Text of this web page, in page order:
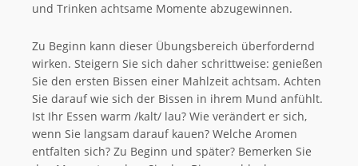
und Trinken achtsame Momente abzugewinnen.
Zu Beginn kann dieser Übungsbereich überfordernd
wirken. Steigern Sie sich daher schrittweise: genießen
Sie den ersten Bissen einer Mahlzeit achtsam. Achten
Sie darauf wie sich der Bissen in ihrem Mund anfühlt.
Ist Ihr Essen warm /kalt/ lau? Wie verändert er sich,
wenn Sie langsam darauf kauen? Welche Aromen
entfalten sich? Zu Beginn und später? Bemerken Sie